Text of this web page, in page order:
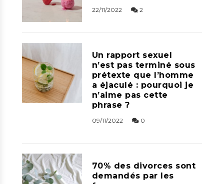
22/11/2022 2
Un rapport sexuel
n’est pas terminé sous
prétexte que l’homme
a éjaculé : pourquoi je
n’aime pas cette
phrase ?
09/11/2022 0
70% des divorces sont
demandés par les